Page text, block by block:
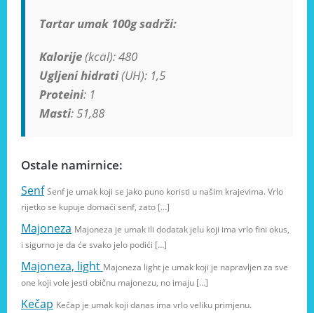
Tartar umak 100g sadrži:
Kalorije(kcal): 480
Ugljeni hidrati(UH): 1,5
Proteini: 1
Masti: 51,88
Ostale namirnice:
Senf Senf je umak koji se jako puno koristi u našim krajevima. Vrlo
rijetko se kupuje domaći senf, zato […]
Majoneza Majoneza je umak ili dodatak jelu koji ima vrlo fini okus,
i sigurno je da će svako jelo podići […]
Majoneza, light Majoneza light je umak koji je napravljen za sve
one koji vole jesti običnu majonezu, no imaju […]
Kečap Kečap je umak koji danas ima vrlo veliku primjenu.